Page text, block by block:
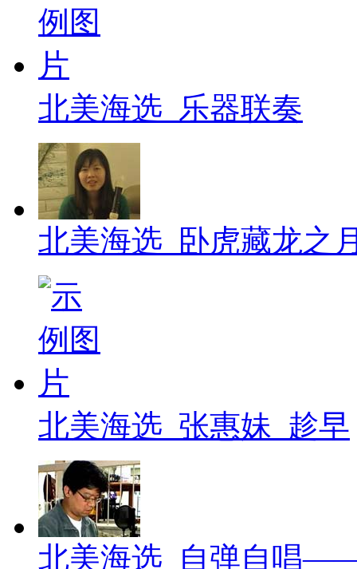
北美海选_乐器联奏
北美海选_卧虎藏龙之
北美海选_张惠妹_趁早
北美海选_自弹自唱